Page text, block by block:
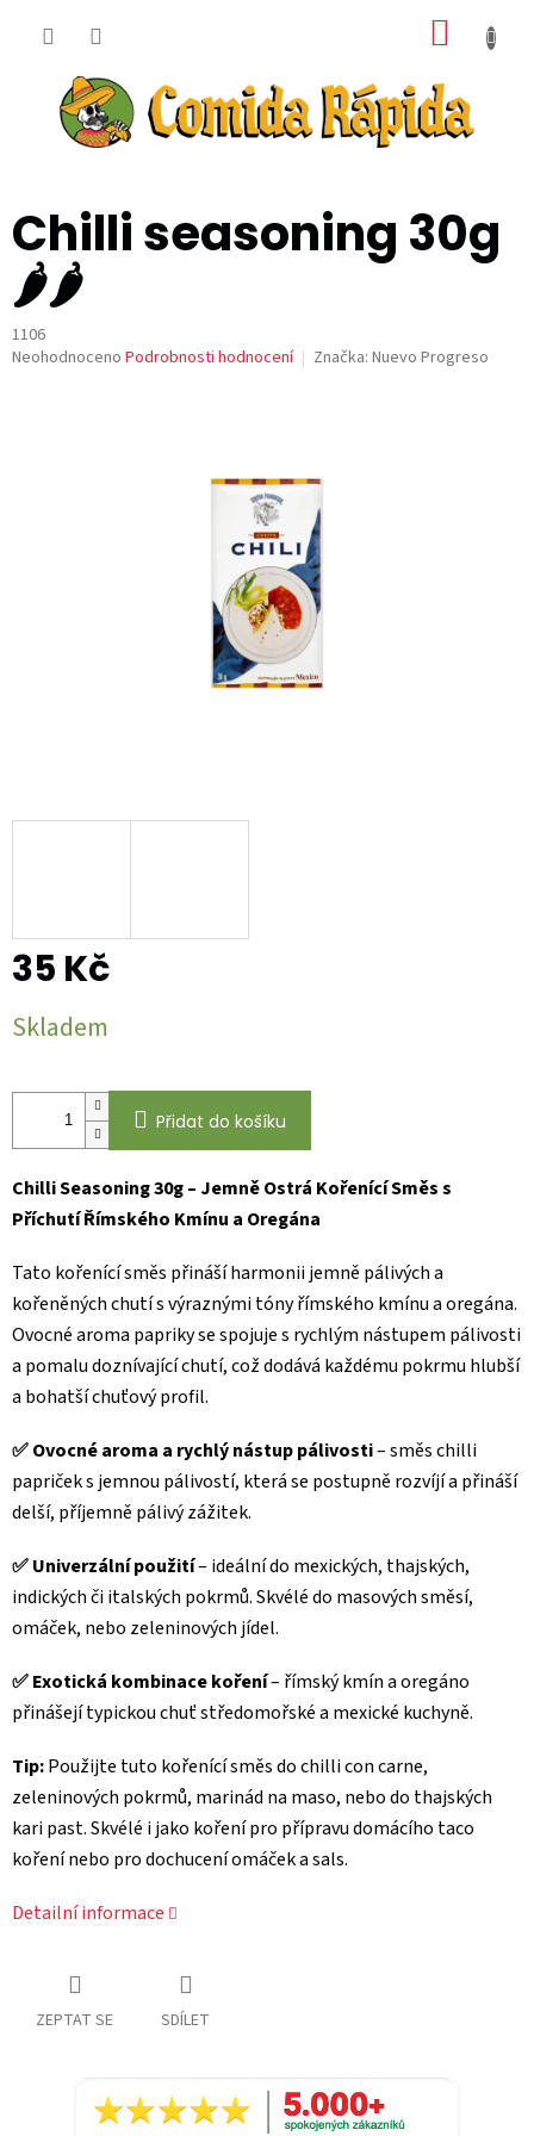
KOŠÍK
Chilli seasoning 30g
🌶️🌶️
1106
Průměrné
Neohodnoceno Podrobnosti hodnocení Značka: Nuevo Progreso
35 Kč
cena:
Skladem
Přidat do košíku
Chilli Seasoning 30g – Jemně Ostrá Kořenící Směs s
Příchutí Římského Kmínu a Oregána
Tato kořenící směs přináší harmonii jemně pálivých a
kořeněných chutí s výraznými tóny římského kmínu a oregána.
Ovocné aroma papriky se spojuje s rychlým nástupem pálivosti
a pomalu doznívající chutí, což dodává každému pokrmu hlubší
a bohatší chuťový profil.
✅ Ovocné aroma a rychlý nástup pálivosti– směs chilli
papriček s jemnou pálivostí, která se postupně rozvíjí a přináší
delší, příjemně pálivý zážitek.
✅ Univerzální použití– ideální do mexických, thajských,
indických či italských pokrmů. Skvélé do masových směsí,
omáček, nebo zeleninových jídel.
✅ Exotická kombinace koření– římský kmín a oregáno
přinášejí typickou chuť středomořské a mexické kuchyně.
Tip:Použijte tuto kořenící směs do chilli con carne,
zeleninových pokrmů, marinád na maso, nebo do thajských
kari past. Skvélé i jako koření pro přípravu domácího taco
koření nebo pro dochucení omáček a sals.
Detailní informace
ZEPTAT SE SDÍLET